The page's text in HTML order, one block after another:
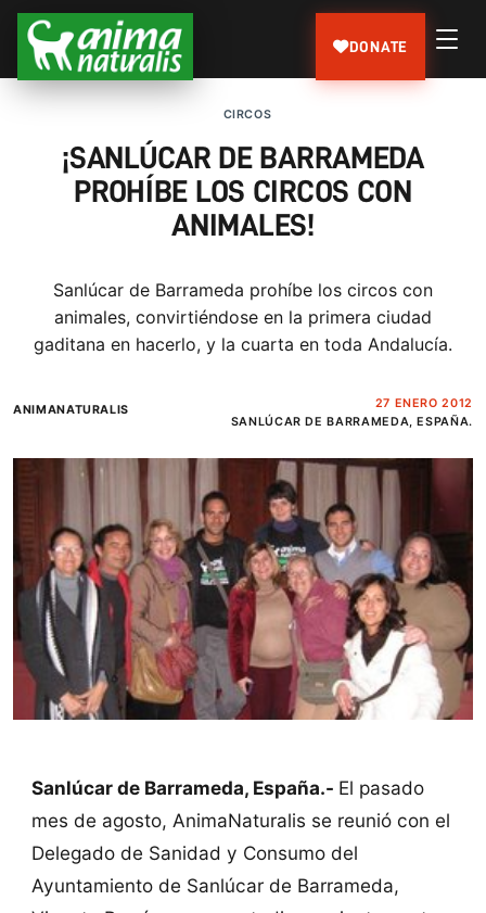
DONATE
CIRCOS
¡SANLÚCAR DE BARRAMEDA
PROHÍBE LOS CIRCOS CON
ANIMALES!
Sanlúcar de Barrameda prohíbe los circos con
animales, convirtiéndose en la primera ciudad
gaditana en hacerlo, y la cuarta en toda Andalucía.
ANIMANATURALIS
27 ENERO 2012
SANLÚCAR DE BARRAMEDA, ESPAÑA.
Sanlúcar de Barrameda, España.- El pasado
mes de agosto, AnimaNaturalis se reunió con el
Delegado de Sanidad y Consumo del
Ayuntamiento de Sanlúcar de Barrameda,